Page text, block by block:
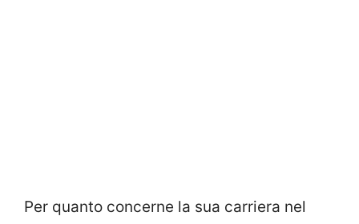
Per quanto concerne la sua carriera nel